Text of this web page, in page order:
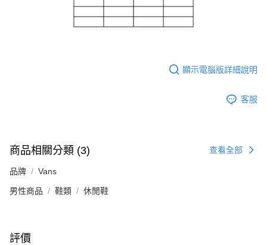
顯示電腦版詳細說明
客服
商品相關分類 (3) 查看全部
品牌 Vans
男性商品 鞋類 休閒鞋
評價